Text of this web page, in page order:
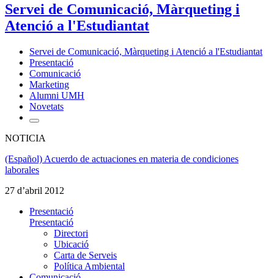
Servei de Comunicació, Màrqueting i
Atenció a l'Estudiantat
Servei de Comunicació, Màrqueting i Atenció a l'Estudiantat
Presentació
Comunicació
Marketing
Alumni UMH
Novetats
NOTICIA
(Español) Acuerdo de actuaciones en materia de condiciones
laborales
27 d’abril 2012
Presentació
Presentació
Directori
Ubicació
Carta de Serveis
Política Ambiental